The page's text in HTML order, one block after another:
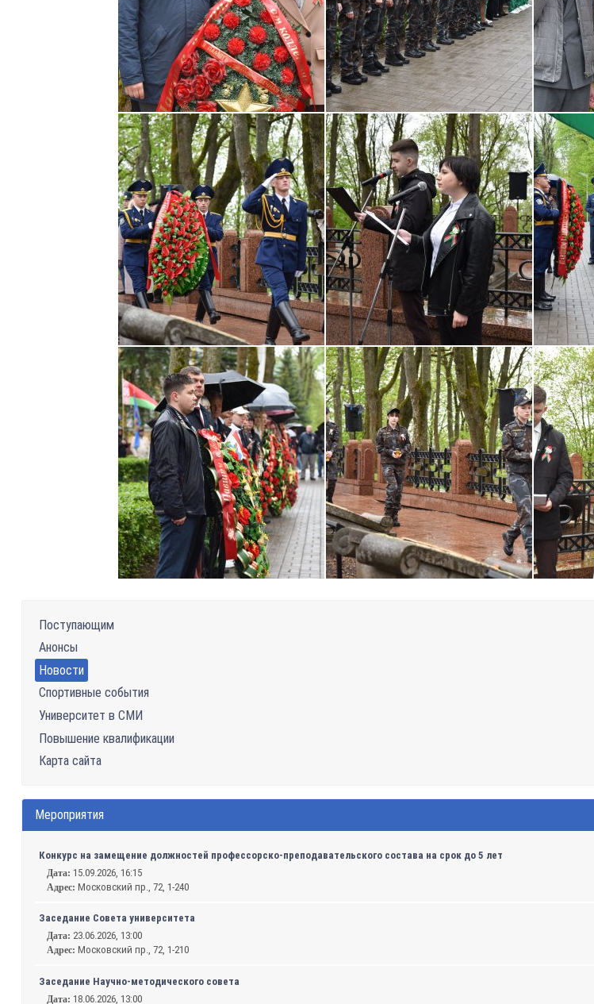
Поступающим
Анонсы
Новости
Спортивные события
Университет в СМИ
Повышение квалификации
Карта сайта
Мероприятия
Конкурс на замещение должностей профессорско-преподавательского состава на срок до 5 лет
Дата: 15.09.2026, 16:15
Адрес: Московский пр., 72, 1-240
Заседание Совета университета
Дата: 23.06.2026, 13:00
Адрес: Московский пр., 72, 1-210
Заседание Научно-методического совета
Дата: 18.06.2026, 13:00